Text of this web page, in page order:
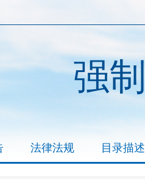
强
法律法规 目录描